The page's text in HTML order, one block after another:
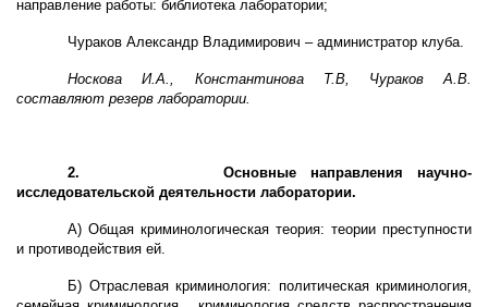
направление работы: библиотека лаборатории;
Чураков Александр Владимирович – администратор клуба.
Носкова И.А., Константинова Т.В, Чураков А.В.
составляют резерв лаборатории.
2.
Основные направления научно-
исследовательской деятельности лаборатории.
А) Общая криминологическая теория: теории преступности
и противодействия ей.
Б) Отраслевая криминология: политическая криминология,